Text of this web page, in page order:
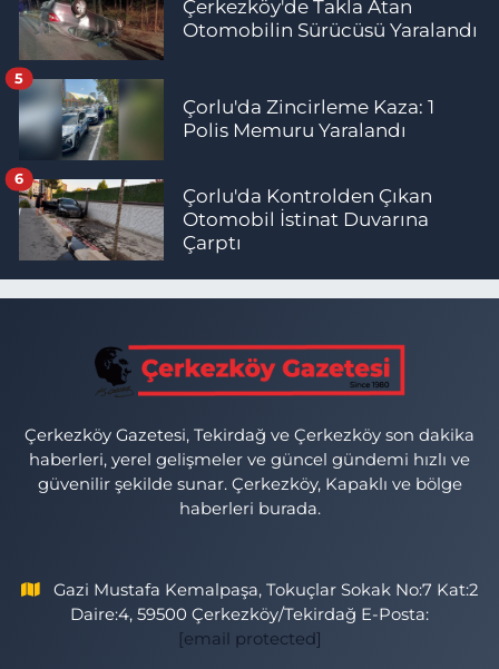
Çerkezköy'de Takla Atan
Otomobilin Sürücüsü Yaralandı
Çorlu'da Zincirleme Kaza: 1
Polis Memuru Yaralandı
5
Çorlu'da Kontrolden Çıkan
Otomobil İstinat Duvarına
Çarptı
6
Çerkezköy Gazetesi, Tekirdağ ve Çerkezköy son dakika
haberleri, yerel gelişmeler ve güncel gündemi hızlı ve
güvenilir şekilde sunar. Çerkezköy, Kapaklı ve bölge
haberleri burada.
Gazi Mustafa Kemalpaşa, Tokuçlar Sokak No:7 Kat:2
Daire:4, 59500 Çerkezköy/Tekirdağ E-Posta:
[email protected]